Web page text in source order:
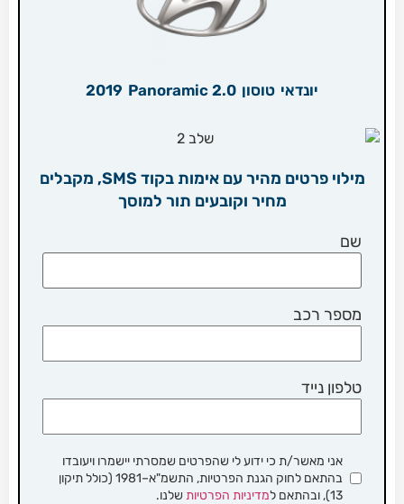
יונדאי טוסון 2.0 Panoramic
2019
מילוי פרטים מהיר עם אימות בקוד SMS, מקבלים
מחיר וקובעים תור למוסך
שם
מספר רכב
טלפון נייד
אני מאשר/ת כי ידוע לי שהפרטים שמסרתי יישמרו ויעובדו
בהתאם לחוק הגנת הפרטיות, התשמ"א–1981 (כולל תיקון
13), ובהתאם ל
מדיניות הפרטיות שלנו.